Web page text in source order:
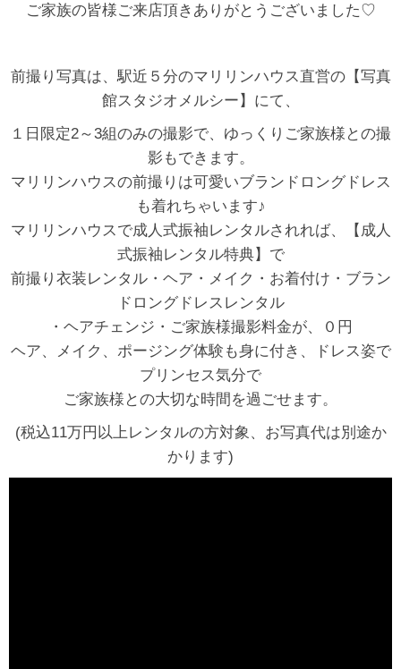
ご家族の皆様ご来店頂きありがとうございました♡
前撮り写真は、駅近５分のマリリンハウス直営の【写真
館スタジオメルシー】にて、
１日限定2～3組のみの撮影で、ゆっくりご家族様との撮
影もできます。
マリリンハウスの前撮りは可愛いブランドロングドレス
も着れちゃいます♪
マリリンハウスで成人式振袖レンタルされれば、【成人
式振袖レンタル特典】で
前撮り衣装レンタル・ヘア・メイク・お着付け・ブラン
ドロングドレスレンタル
・ヘアチェンジ・ご家族様撮影料金が、０円
ヘア、メイク、ポージング体験も身に付き、ドレス姿で
プリンセス気分で
ご家族様との大切な時間を過ごせます。
(税込11万円以上レンタルの方対象、お写真代は別途か
かります)